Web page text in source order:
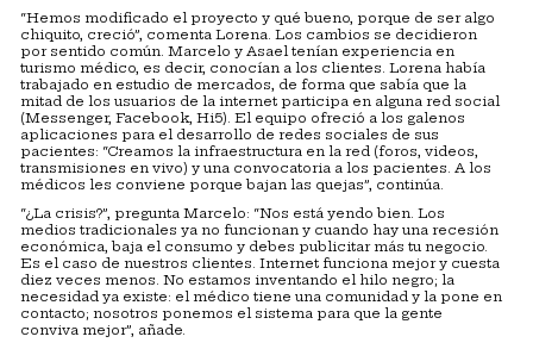
“Hemos modificado el proyecto y qué bueno, porque de ser algo
chiquito, creció”, comenta Lorena. Los cambios se decidieron
por sentido común. Marcelo y Asael tenían experiencia en
turismo médico, es decir, conocían a los clientes. Lorena había
trabajado en estudio de mercados, de forma que sabía que la
mitad de los usuarios de la internet participa en alguna red social
(Messenger, Facebook, Hi5). El equipo ofreció a los galenos
aplicaciones para el desarrollo de redes sociales de sus
pacientes: “Creamos la infraestructura en la red (foros, videos,
transmisiones en vivo) y una convocatoria a los pacientes. A los
médicos les conviene porque bajan las quejas”, continúa.
“¿La crisis?”, pregunta Marcelo: “Nos está yendo bien. Los
medios tradicionales ya no funcionan y cuando hay una recesión
económica, baja el consumo y debes publicitar más tu negocio.
Es el caso de nuestros clientes. Internet funciona mejor y cuesta
diez veces menos. No estamos inventando el hilo negro; la
necesidad ya existe: el médico tiene una comunidad y la pone en
contacto; nosotros ponemos el sistema para que la gente
conviva mejor”, añade.